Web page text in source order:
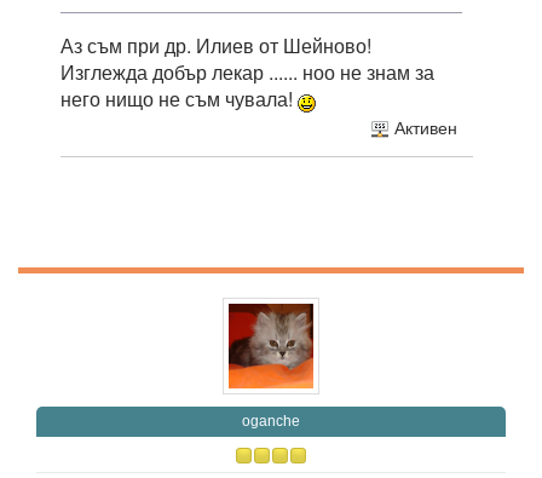
Аз съм при др. Илиев от Шейново!
Изглежда добър лекар ...... ноо не знам за
него нищо не съм чувала!
Активен
oganche